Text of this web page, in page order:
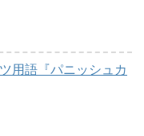
用語『パニッシュカ